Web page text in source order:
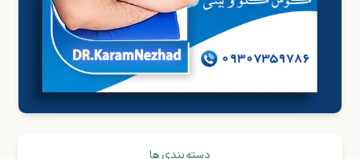
دسته بندی ها